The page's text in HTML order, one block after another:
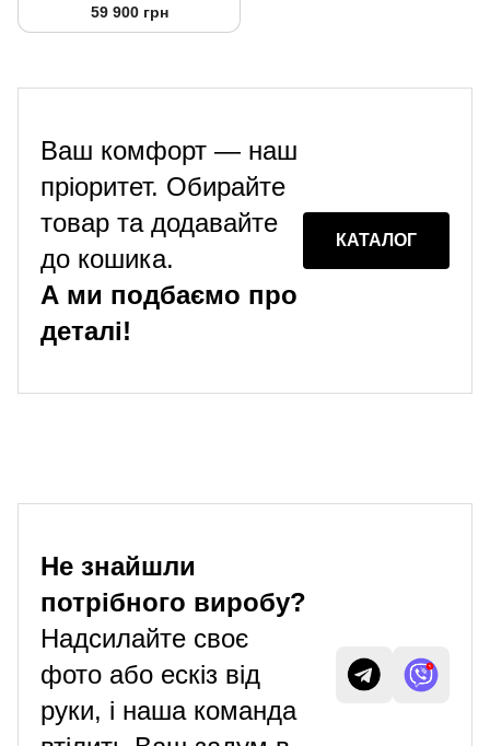
59 900 грн
Ваш комфорт — наш
пріоритет. Обирайте
товар та додавайте
до кошика.
А ми подбаємо про
деталі!
КАТАЛОГ
Не знайшли
потрібного виробу?
Надсилайте своє
фото або ескіз від
руки, і наша команда